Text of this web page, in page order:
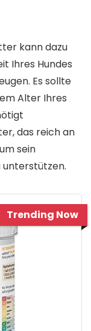
kann dazu
Ihres Hundes
Es sollte
Alter Ihres
das reich an
sein
unterstützen.
Trending Now